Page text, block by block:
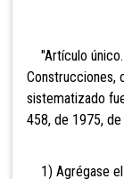
"Artículo
Construcciones,
sistematizado
458, de 1975,
1) Agrégase el